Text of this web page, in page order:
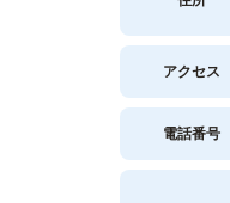
アクセス
電話番号